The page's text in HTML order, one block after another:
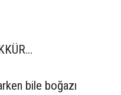
bile boğazı